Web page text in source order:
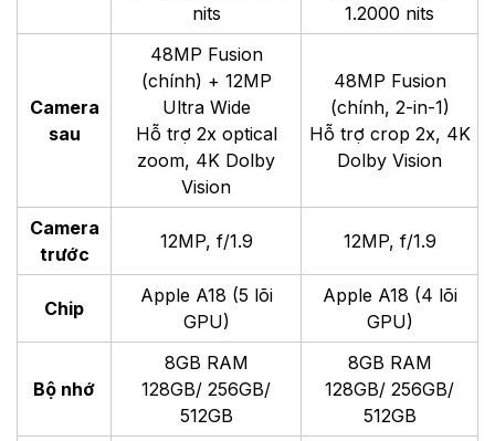
nits
1.2000 nits
Camera
sau
48MP Fusion
(chính) + 12MP
Ultra Wide
Hỗ trợ 2x optical
zoom, 4K Dolby
Vision
48MP Fusion
(chính, 2-in-1)
Hỗ trợ crop 2x, 4K
Dolby Vision
Camera
trước
12MP, f/1.9 12MP, f/1.9
Chip
Apple A18 (5 lõi
GPU)
Apple A18 (4 lõi
GPU)
Bộ nhớ
8GB RAM
128GB/ 256GB/
512GB
8GB RAM
128GB/ 256GB/
512GB